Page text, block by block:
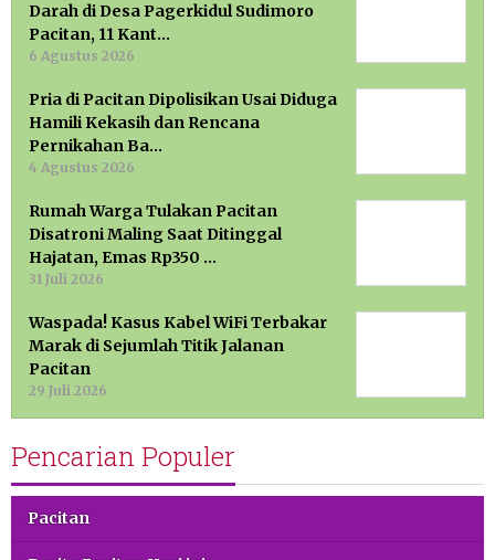
Darah di Desa Pagerkidul Sudimoro
Pacitan, 11 Kant…
6 Agustus 2026
Pria di Pacitan Dipolisikan Usai Diduga
Hamili Kekasih dan Rencana
Pernikahan Ba…
4 Agustus 2026
Rumah Warga Tulakan Pacitan
Disatroni Maling Saat Ditinggal
Hajatan, Emas Rp350 …
31 Juli 2026
Waspada! Kasus Kabel WiFi Terbakar
Marak di Sejumlah Titik Jalanan
Pacitan
29 Juli 2026
Pencarian Populer
Pacitan